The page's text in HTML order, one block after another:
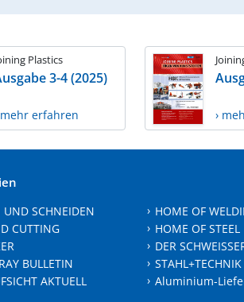
Plastics
3-4 (2025)
mehr erfahren ›
UND SCHNEIDEN
CUTTING
BULLETIN
AKTUELL
HOME OF
HOME OF STEEL
DER
STAHL+TECHNIK
Aluminium-